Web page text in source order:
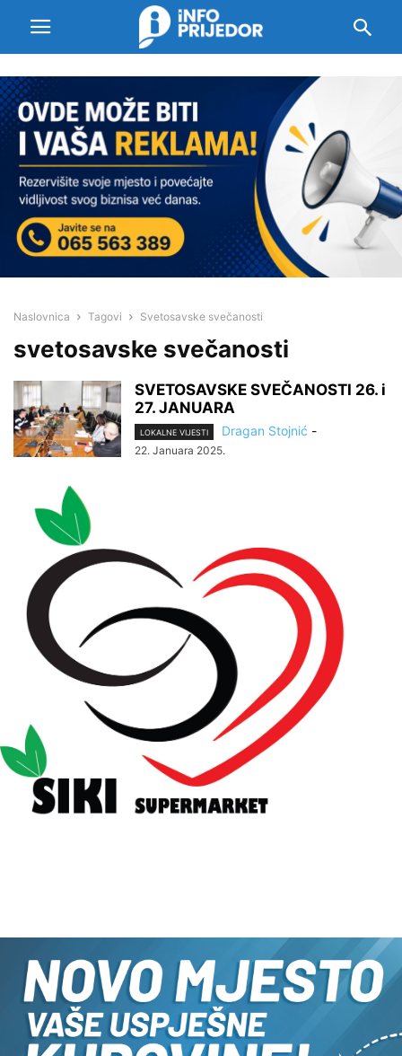
Naslovnica Tagovi Svetosavske svečanosti
svetosavske svečanosti
SVETOSAVSKE SVEČANOSTI 26. i
27. JANUARA
LOKALNE VIJESTI Dragan Stojnić -
22. Januara 2025.